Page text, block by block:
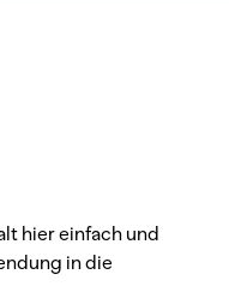
hier einfach und
in die